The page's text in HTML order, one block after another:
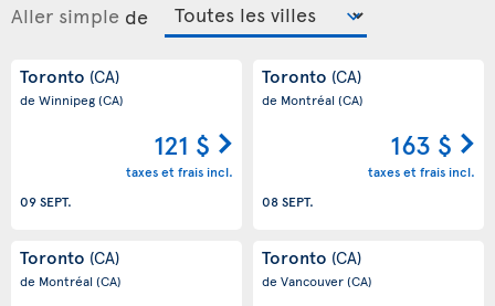
Aller simple de
Toronto (CA)
de Winnipeg(CA)
121 $
taxes et frais incl.
09 SEPT.
Toronto (CA)
de Montréal(CA)
163 $
taxes et frais incl.
08 SEPT.
Toronto (CA)
de Montréal(CA)
Toronto (CA)
de Vancouver(CA)